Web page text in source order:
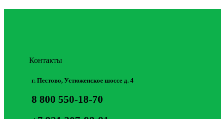
Контакты
г. Пестово, Устюженское шоссе д. 4
8 800 550-18-70